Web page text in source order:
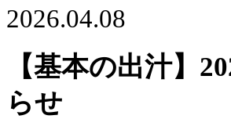
2026.04.08
【基本の出汁】
らせ